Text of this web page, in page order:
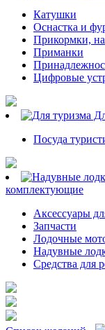
Катушки
Оснастка и
Прикормки,
Приманки
Цифровые
Посуда
комплектующие
Аксессуары
Запчасти
Лодочные
Надувные
Средства для